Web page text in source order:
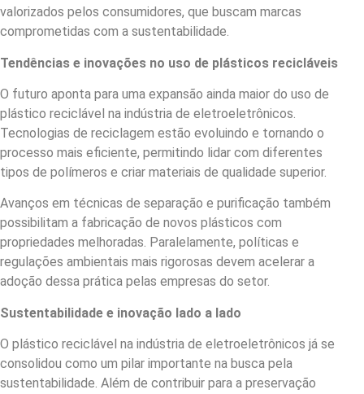
valorizados pelos consumidores, que buscam marcas
comprometidas com a sustentabilidade.
Tendências e inovações no uso de plásticos recicláveis
O futuro aponta para uma expansão ainda maior do uso de
plástico reciclável na indústria de eletroeletrônicos.
Tecnologias de reciclagem estão evoluindo e tornando o
processo mais eficiente, permitindo lidar com diferentes
tipos de polímeros e criar materiais de qualidade superior.
Avanços em técnicas de separação e purificação também
possibilitam a fabricação de novos plásticos com
propriedades melhoradas. Paralelamente, políticas e
regulações ambientais mais rigorosas devem acelerar a
adoção dessa prática pelas empresas do setor.
Sustentabilidade e inovação lado a lado
O plástico reciclável na indústria de eletroeletrônicos já se
consolidou como um pilar importante na busca pela
sustentabilidade. Além de contribuir para a preservação